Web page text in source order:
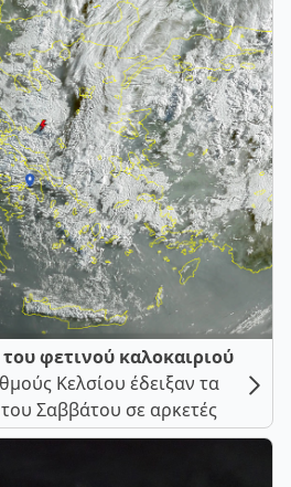
φετινού καλοκαιριού
Κελσίου έδειξαν τα
Σαββάτου σε αρκετές